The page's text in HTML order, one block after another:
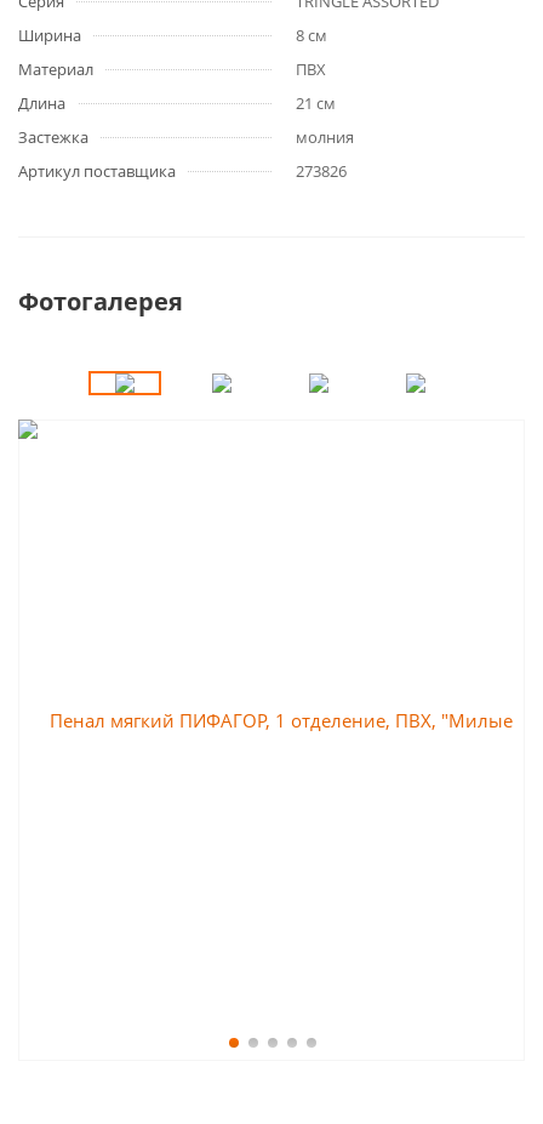
Ширина
8 см
Материал
ПВХ
Длина
21 см
Застежка
молния
Артикул поставщика
273826
Фотогалерея